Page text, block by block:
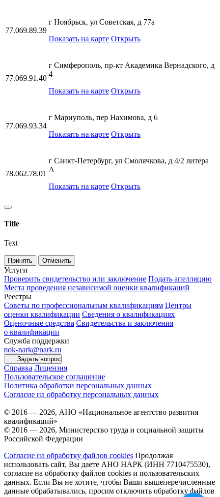
77.069.89.39
г Ноябрьск, ул Советская, д 77а
Показать на карте Открыть
77.069.91.40
г Симферополь, пр-кт Академика Вернадского, д
4
Показать на карте Открыть
77.069.93.34
г Мариуполь, пер Нахимова, д 6
Показать на карте Открыть
78.062.78.01
г Санкт-Петербург, ул Смолячкова, д 4/2 литера
А
Показать на карте Открыть
Title
Text
Принять Отменить
Услуги
Проверить свидетельство или заключение Подать апелляцию
Места проведения независимой оценки квалификаций
Реестры
Советы по профессиональным квалификациям Центры
оценки квалификации Сведения о квалификациях
Оценочные средства Свидетельства и заключения
о квалификации
Служба поддержки
nok-nark@nark.ru
Задать вопрос
Справка Лицензия
Пользовательское соглашение
Политика обработки персональных данных
Согласие на обработку персональных данных
© 2016 — 2026, АНО «Национальное агентство развития
квалификаций»
© 2016 — 2026, Министерство труда и социальной защиты
Российской Федерации
Согласие на обработку файлов cookies Продолжая
использовать сайт, Вы даете АНО НАРК (ИНН 7710475530),
согласие на обработку файлов cookies и пользовательских
данных. Если Вы не хотите, чтобы Ваши вышеперечисленные
данные обрабатывались, просим отключить обработку файлов